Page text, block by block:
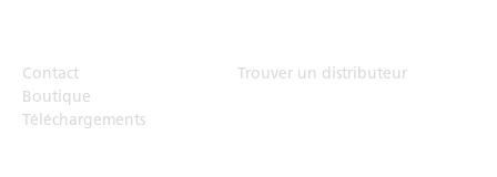
Contact
Trouver un distributeur
Boutique
Téléchargements